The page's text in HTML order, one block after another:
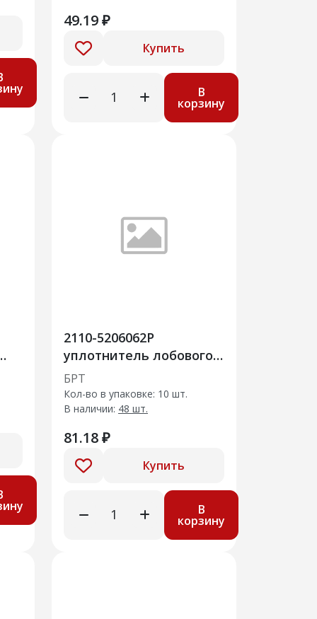
49.19 ₽
Купить
В
корзину
2110-5206062Р
уплотнитель лобового
стекла нижний
БРТ
Кол-во в упаковке: 10 шт.
В наличии: 48 шт.
81.18 ₽
Купить
В
корзину